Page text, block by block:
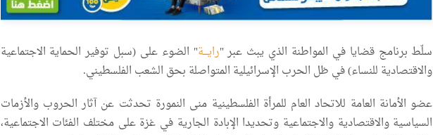
سلّط برنامج قضايا في المواطنة الذي يبث عبر "رايـــة" الضوء على (سبل توفير الحماية الاجتماعية
والاقتصادية للنساء) في ظل الحرب الإسرائيلية المتواصلة بحق الشعب الفلسطيني.
عضو الأمانة العامة للاتحاد العام للمرأة الفلسطينية منى النمورة تحدثت عن آثار الحروب والأزمات
السياسية والاقتصادية والاجتماعية وتحديدا الإبادة الجارية في غزة على مختلف الفئات الاجتماعية،